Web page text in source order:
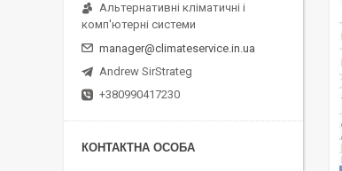
Альтернативні кліматичні і
комп'ютерні системи
manager@climateservice.in.ua
Andrew SirStrateg
+380990417230